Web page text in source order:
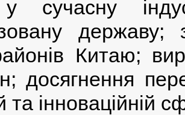
сучасну
державу;
Китаю;
досягнення
та інноваційній